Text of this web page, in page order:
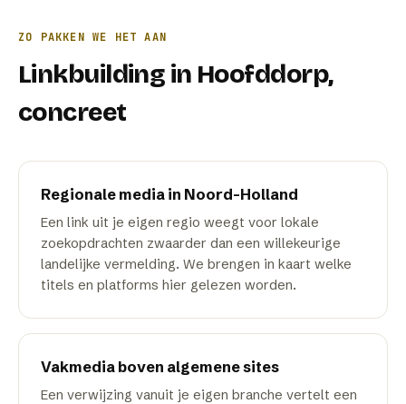
ZO PAKKEN WE HET AAN
Linkbuilding in Hoofddorp,
concreet
Regionale media in Noord-Holland
Een link uit je eigen regio weegt voor lokale
zoekopdrachten zwaarder dan een willekeurige
landelijke vermelding. We brengen in kaart welke
titels en platforms hier gelezen worden.
Vakmedia boven algemene sites
Een verwijzing vanuit je eigen branche vertelt een